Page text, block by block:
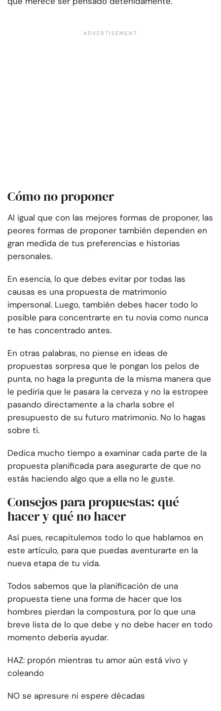
Cómo no proponer
Al igual que con las mejores formas de proponer, las
peores formas de proponer también dependen en
gran medida de tus preferencias e historias
personales.
En esencia, lo que debes evitar por todas las
causas es una propuesta de matrimonio
impersonal. Luego, también debes hacer todo lo
posible para concentrarte en tu novia como nunca
te has concentrado antes.
En otras palabras, no piense en ideas de
propuestas sorpresa que le pongan los pelos de
punta, no haga la pregunta de la misma manera que
le pediría que le pasara la cerveza y no la estropee
pasando directamente a la charla sobre el
presupuesto de su futuro matrimonio. No lo hagas
sobre ti.
Dedica mucho tiempo a examinar cada parte de la
propuesta planificada para asegurarte de que no
estás haciendo algo que a ella no le guste.
Consejos para propuestas: qué
hacer y qué no hacer
Así pues, recapitulemos todo lo que hablamos en
este artículo, para que puedas aventurarte en la
nueva etapa de tu vida.
Todos sabemos que la planificación de una
propuesta tiene una forma de hacer que los
hombres pierdan la compostura, por lo que una
breve lista de lo que debe y no debe hacer en todo
momento debería ayudar.
HAZ: propón mientras tu amor aún está vivo y
coleando
NO se apresure ni espere décadas